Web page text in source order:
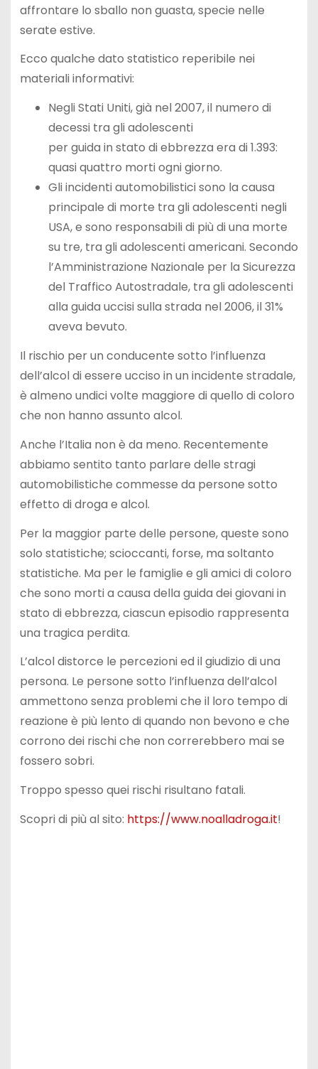
affrontare lo sballo non guasta, specie nelle
serate estive.
Ecco qualche dato statistico reperibile nei
materiali informativi:
Negli Stati Uniti, già nel 2007, il numero di
decessi tra gli adolescenti
per guida in stato di ebbrezza era di 1.393:
quasi quattro morti ogni giorno.
Gli incidenti automobilistici sono la causa
principale di morte tra gli adolescenti negli
USA, e sono responsabili di più di una morte
su tre, tra gli adolescenti americani. Secondo
l’Amministrazione Nazionale per la Sicurezza
del Traffico Autostradale, tra gli adolescenti
alla guida uccisi sulla strada nel 2006, il 31%
aveva bevuto.
Il rischio per un conducente sotto l’influenza
dell’alcol di essere ucciso in un incidente stradale,
è almeno undici volte maggiore di quello di coloro
che non hanno assunto alcol.
Anche l’Italia non è da meno. Recentemente
abbiamo sentito tanto parlare delle stragi
automobilistiche commesse da persone sotto
effetto di droga e alcol.
Per la maggior parte delle persone, queste sono
solo statistiche; scioccanti, forse, ma soltanto
statistiche. Ma per le famiglie e gli amici di coloro
che sono morti a causa della guida dei giovani in
stato di ebbrezza, ciascun episodio rappresenta
una tragica perdita.
L’alcol distorce le percezioni ed il giudizio di una
persona. Le persone sotto l’influenza dell’alcol
ammettono senza problemi che il loro tempo di
reazione è più lento di quando non bevono e che
corrono dei rischi che non correrebbero mai se
fossero sobri.
Troppo spesso quei rischi risultano fatali.
Scopri di più al sito: https://www.noalladroga.it!